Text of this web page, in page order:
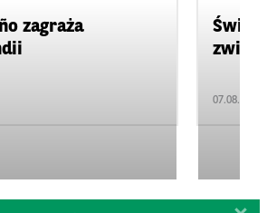
zagraża
07.08.2026